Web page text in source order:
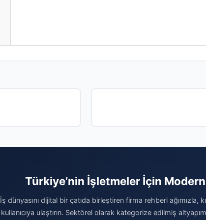
Türkiye’nin İşletmeler İçin
İş dünyasını dijital bir çatıda birleştiren firma rehberi
kullanıcıya ulaştırın. Sektörel olarak kategorize edilmiş